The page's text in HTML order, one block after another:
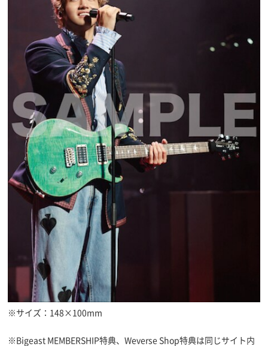
※サイズ：148×100mm
※Bigeast MEMBERSHIP特典、Weverse Shop特典は同じサイト内